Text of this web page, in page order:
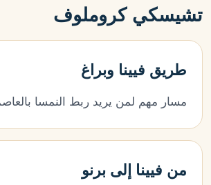
تشيسكي كروملوف
طريق فيينا وبراغ
مسار مهم لمن يريد ربط النمسا
من فيينا إلى برنو